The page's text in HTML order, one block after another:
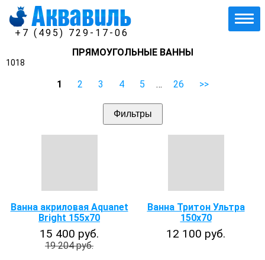
+7 (495) 729-17-06
ПРЯМОУГОЛЬНЫЕ ВАННЫ
1018
1 2 3 4 5 … 26 >>
Фильтры
Ванна акриловая Aquanet
Bright 155x70
15 400 руб.
19 204 руб.
Ванна Тритон Ультра
150x70
12 100 руб.